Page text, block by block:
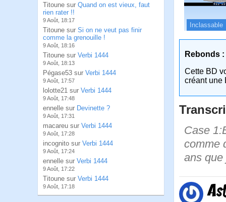
Titoune sur Quand on est vieux, faut
rien rater !!
9 Août, 18:17
Titoune sur Si on ne veut pas finir
comme la grenouille !
9 Août, 18:16
Titoune sur Verbi 1444
9 Août, 18:13
Pégase53 sur Verbi 1444
9 Août, 17:57
lolotte21 sur Verbi 1444
9 Août, 17:48
ennelle sur Devinette ?
9 Août, 17:31
macareu sur Verbi 1444
9 Août, 17:28
incognito sur Verbi 1444
9 Août, 17:24
ennelle sur Verbi 1444
9 Août, 17:22
Titoune sur Verbi 1444
9 Août, 17:18
Inclassable
Rebonds :
Cette BD
créant une
Case
comme
ans